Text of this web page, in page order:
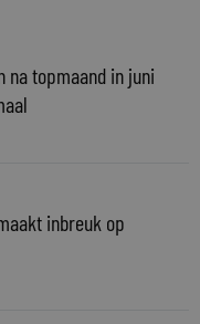
na topmaand in juni
inbreuk op